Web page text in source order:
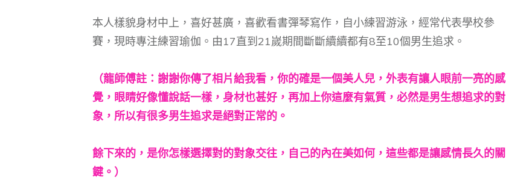
本人樣貌身材中上，喜好甚廣，喜歡看書彈琴寫作，自小練習游泳，經常代表學校參
賽，現時專注練習瑜伽。由17直到21嵗期間斷斷續續都有8至10個男生追求。
（龍師傅註：謝謝你傳了相片給我看，你的確是一個美人兒，外表有讓人眼前一亮的感
覺，眼睛好像懂說話一樣，身材也甚好，再加上你這麼有氣質，必然是男生想追求的對
象，所以有很多男生追求是絕對正常的。
餘下來的，是你怎樣選擇對的對象交往，自己的內在美如何，這些都是讓感情長久的關
鍵。）